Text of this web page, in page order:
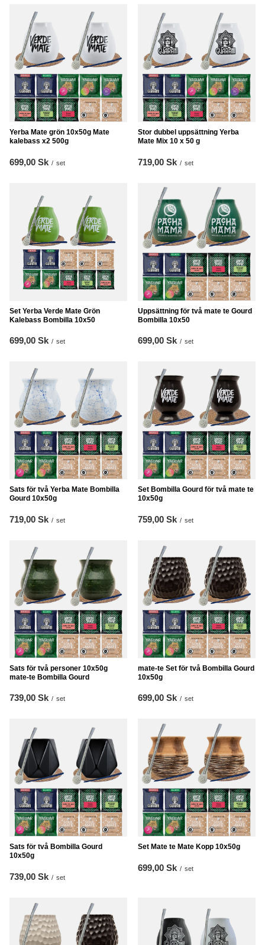
Yerba Mate grön 10x50g Mate
kalebass x2 500g
699,00 Sk / set
Stor dubbel uppsättning Yerba
Mate Mix 10 x 50 g
719,00 Sk / set
Set Yerba Verde Mate Grön
Kalebass Bombilla 10x50
699,00 Sk / set
Uppsättning för två mate te Gourd
Bombilla 10x50
699,00 Sk / set
Sats för två Yerba Mate Bombilla
Gourd 10x50g
719,00 Sk / set
Set Bombilla Gourd för två mate te
10x50g
759,00 Sk / set
Sats för två personer 10x50g
mate-te Bombilla Gourd
739,00 Sk / set
mate-te Set för två Bombilla Gourd
10x50g
699,00 Sk / set
Sats för två Bombilla Gourd
10x50g
739,00 Sk / set
Set Mate te Mate Kopp 10x50g
699,00 Sk / set